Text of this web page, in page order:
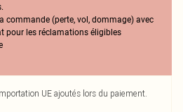
commande (perte, vol, dommage) avec
pour les réclamations éligibles
UE ajoutés lors du paiement.